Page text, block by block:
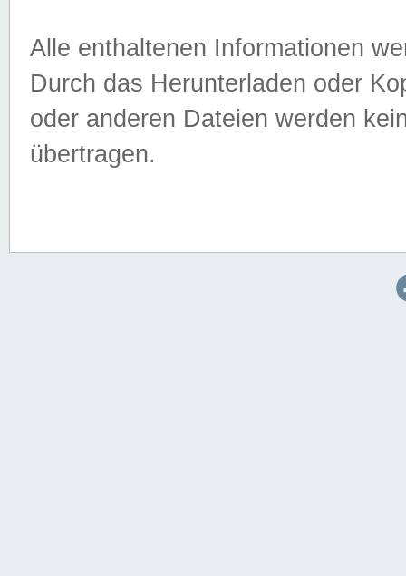
Alle enthaltenen Informationen
Durch das Herunterladen oder
oder anderen Dateien werden
übertragen.